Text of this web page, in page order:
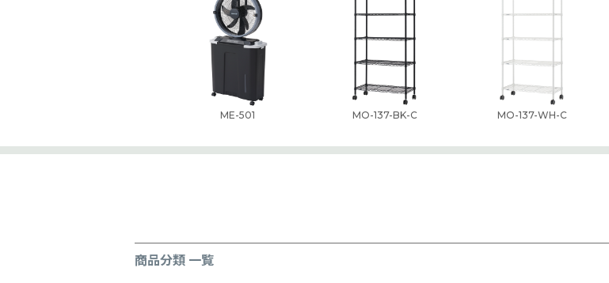
ME-501 MO-137-BK-C MO-137-WH-C
商品分類 一覧